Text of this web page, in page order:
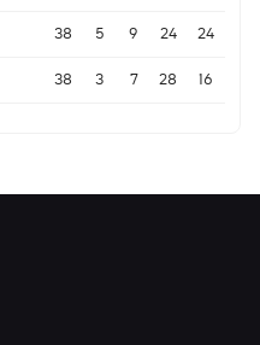
38 5 9 24 24
38 3 7 28 16